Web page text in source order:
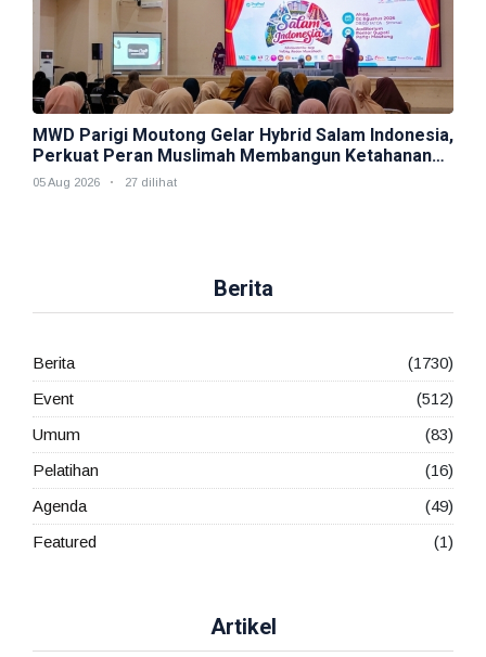
MWD Parigi Moutong Gelar Hybrid Salam Indonesia,
Perkuat Peran Muslimah Membangun Ketahanan
Keluarga
05 Aug 2026 27 dilihat
Berita
Berita
(1730)
Event
(512)
Umum
(83)
Pelatihan
(16)
Agenda
(49)
Featured
(1)
Artikel